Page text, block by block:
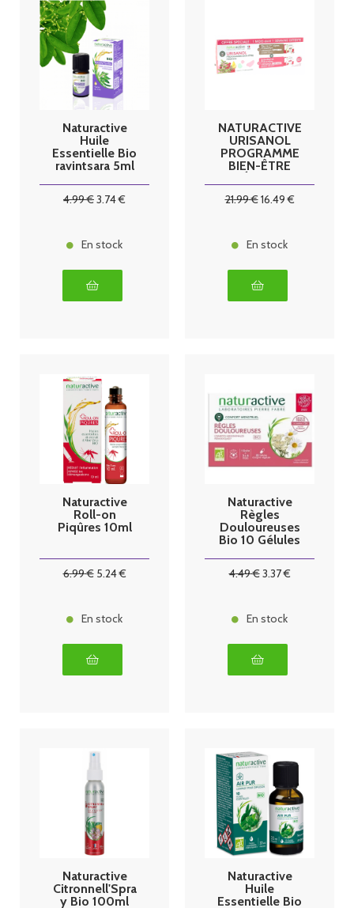
Naturactive
Huile
Essentielle Bio
ravintsara 5ml
4.99€3.74€
En stock
NATURACTIVE
URISANOL
PROGRAMME
BIEN-ÊTRE
21.99€16.49€
En stock
Naturactive
Roll-on
Piqûres 10ml
6.99€ 5.24€
En stock
Naturactive
Règles
Douloureuses
Bio 10 Gélules
4.49€3.37€
En stock
Naturactive
Citronnell'Spra
y Bio 100ml
Naturactive
Huile
Essentielle Bio